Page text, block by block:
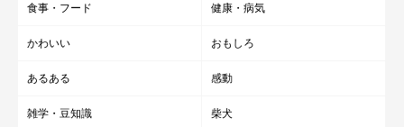
食事・フード 健康・病気
かわいい おもしろ
あるある 感動
雑学・豆知識 柴犬